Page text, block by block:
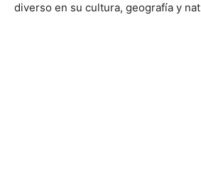
diverso en su cultura, geografía y